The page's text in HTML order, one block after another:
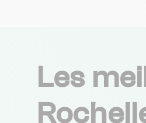
FONCIA LA
Groupe LRDi Il
Les